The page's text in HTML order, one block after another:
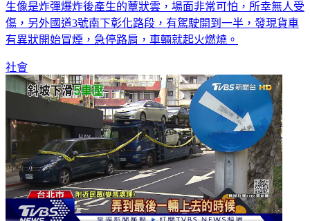
生像是炸彈爆炸後產生的蕈狀雲，場面非常可怕，所幸無人受
傷，另外國道3號南下彰化路段，有駕駛開到一半，發現貨車
有異狀開始冒煙，急停路肩，車輛就起火燃燒。
社會